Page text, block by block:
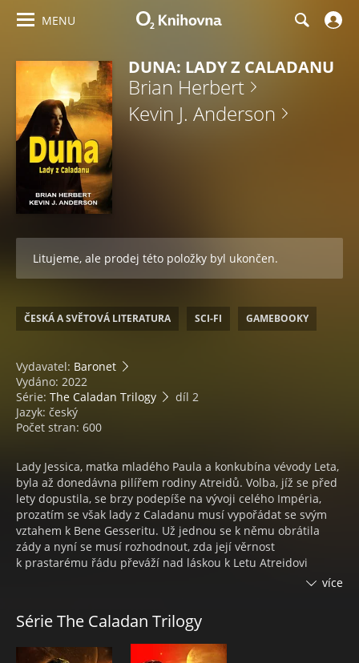
MENU
DUNA: LADY Z CALADANU
Brian Herbert
Kevin J. Anderson
Litujeme, ale prodej této položky byl ukončen.
ČESKÁ A SVĚTOVÁ LITERATURA SCI-FI GAMEBOOKY
Vydavatel: Baronet
Vydáno: 2022
Série: The Caladan Trilogy
díl 2
Jazyk: český
Počet stran: 600
Lady Jessica, matka mladého Paula a konkubína vévody Leta,
byla až donedávna pilířem rodiny Atreidů. Volba, jíž se před
lety dopustila, se brzy podepíše na vývoji celého Impéria,
prozatím se však lady z Caladanu musí vypořádat se svým
vztahem k Bene Gesseritu. Už jednou se k němu obrátila
zády a nyní se musí rozhodnout, zda její věrnost
k prastarému řádu převáží nad láskou k Letu Atreidovi
bouřlivě, že nad nimi ztrácí kontrolu dokonce i samotné
Sesterstvo. Osudy lady Jessiky a její rodiny visí na vlásku…
více
Série The Caladan Trilogy